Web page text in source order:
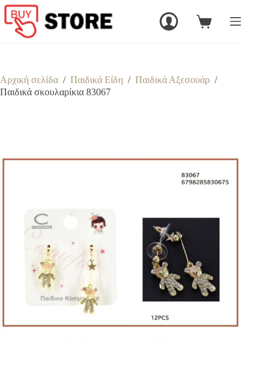
Μετάβαση
στο
περιεχόμενο
Καλάθι
Αρχική σελίδα / Παιδικά Είδη / Παιδικά Αξεσουάρ /
Παιδικά σκουλαρίκια 83067